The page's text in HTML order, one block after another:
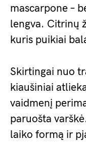
mascarpone –
lengva. Citrinų
kuris puikiai
Skirtingai nuo
kiaušiniai
vaidmenį
paruošta
laiko formą ir